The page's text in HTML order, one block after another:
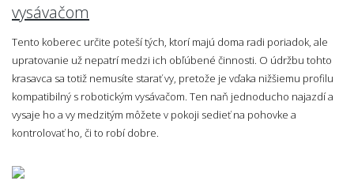
vysávačom
Tento koberec určite poteší tých, ktorí majú doma radi poriadok, ale
upratovanie už nepatrí medzi ich obľúbené činnosti. O údržbu tohto
krasavca sa totiž nemusíte starať vy, pretože je vďaka nižšiemu profilu
kompatibilný s robotickým vysávačom. Ten naň jednoducho najazdí a
vysaje ho a vy medzitým môžete v pokoji sedieť na pohovke a
kontrolovať ho, či to robí dobre.